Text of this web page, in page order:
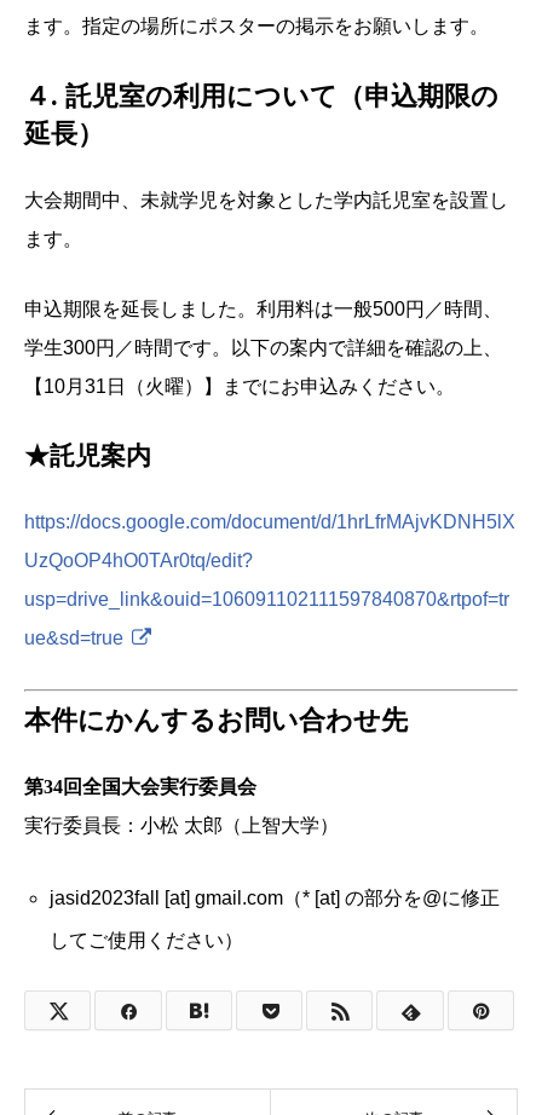
ます。指定の場所にポスターの掲示をお願いします。
４. 託児室の利用について（申込期限の
延長）
大会期間中、未就学児を対象とした学内託児室を設置し
ます。
申込期限を延長しました。利用料は一般500円／時間、
学生300円／時間です。以下の案内で詳細を確認の上、
【10月31日（火曜）】までにお申込みください。
★託児案内
https://docs.google.com/document/d/1hrLfrMAjvKDNH5lX
UzQoOP4hO0TAr0tq/edit?
usp=drive_link&ouid=106091102111597840870&rtpof=tr
ue&sd=true
本件にかんするお問い合わせ先
第34回全国大会実行委員会
実行委員長：小松 太郎（上智大学）
jasid2023fall [at] gmail.com（* [at] の部分を@に修正
してご使用ください）